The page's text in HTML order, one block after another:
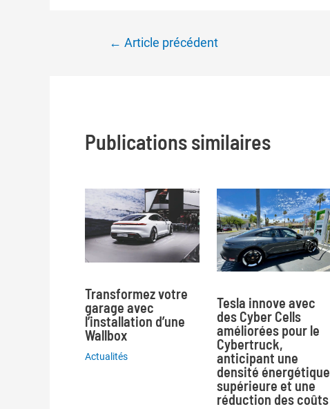
Navigation
← Article précédent
Publications similaires
Transformez votre
garage avec
l’installation d’une
Wallbox
Actualités
Tesla innove avec
des Cyber Cells
améliorées pour le
Cybertruck,
anticipant une
densité énergétique
supérieure et une
réduction des coûts